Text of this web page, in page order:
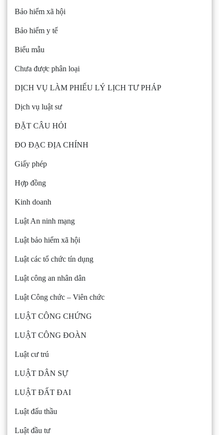
Bảo hiểm xã hội
Bảo hiểm y tế
Biểu mẫu
Chưa được phân loại
DỊCH VỤ LÀM PHIẾU LÝ LỊCH TƯ PHÁP
Dịch vụ luật sư
ĐẶT CÂU HỎI
ĐO ĐẠC ĐỊA CHÍNH
Giấy phép
Hợp đồng
Kinh doanh
Luật An ninh mạng
Luật bảo hiểm xã hội
Luật các tổ chức tín dụng
Luật công an nhân dân
Luật Công chức – Viên chức
LUẬT CÔNG CHỨNG
LUẬT CÔNG ĐOÀN
Luật cư trú
LUẬT DÂN SỰ
LUẬT ĐẤT ĐAI
Luật đấu thầu
Luật đầu tư